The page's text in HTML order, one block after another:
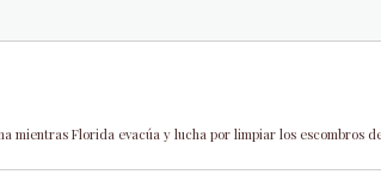
mientras Florida evacúa y lucha por limpiar los escombros